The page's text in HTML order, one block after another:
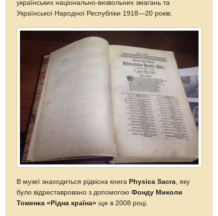
українських національно-визвольних змагань та
Української Народної Республіки 1918—20 років.
В музеї знаходиться рідкісна книга Physica Sacra, яку
було відреставровано з допомогоюФонду Миколи
Томенка «Рідна країна» ще в 2008 році.